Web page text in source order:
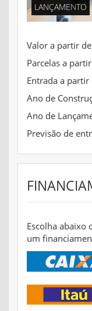
LANÇAMENTO
Valor a partir de
Parcelas a
Entrada a partir
Ano de
Ano de
Previsão de
Escolha abaixo
um